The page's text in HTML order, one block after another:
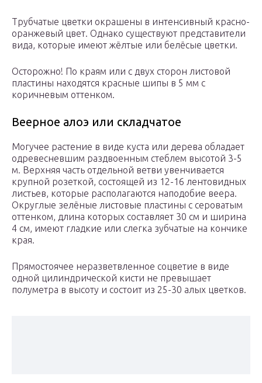
Трубчатые цветки окрашены в интенсивный красно-
оранжевый цвет. Однако существуют представители
вида, которые имеют жёлтые или белёсые цветки.
Осторожно! По краям или с двух сторон листовой
пластины находятся красные шипы в 5 мм с
коричневым оттенком.
Веерное алоэ или складчатое
Могучее растение в виде куста или дерева обладает
одревесневшим раздвоенным стеблем высотой 3-5
м. Верхняя часть отдельной ветви увенчивается
крупной розеткой, состоящей из 12-16 лентовидных
листьев, которые располагаются наподобие веера.
Округлые зелёные листовые пластины с сероватым
оттенком, длина которых составляет 30 см и ширина
4 см, имеют гладкие или слегка зубчатые на кончике
края.
Прямостоячее неразветвленное соцветие в виде
одной цилиндрической кисти не превышает
полуметра в высоту и состоит из 25-30 алых цветков.